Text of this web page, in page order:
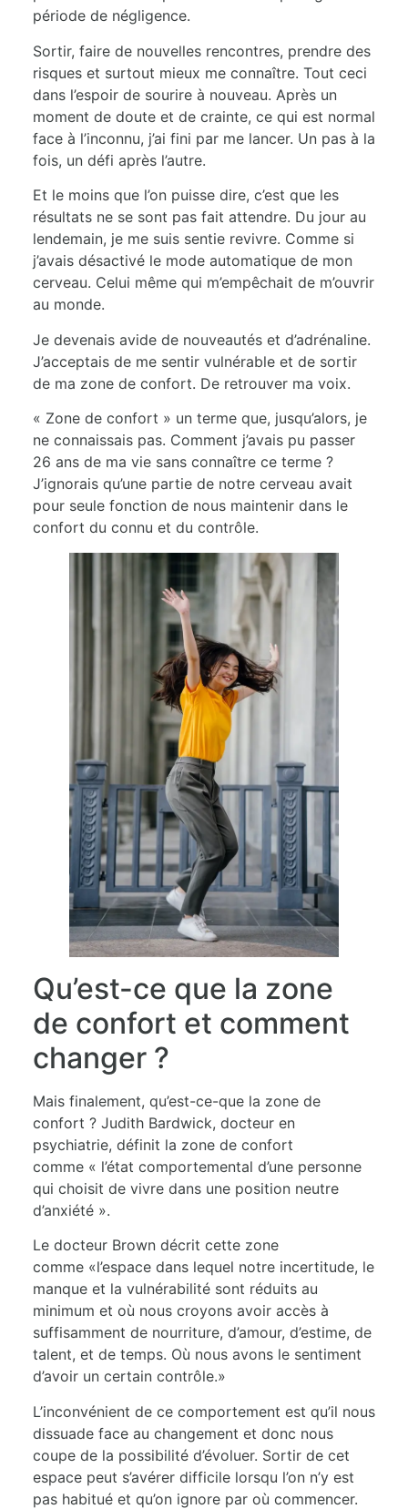
période de négligence.
Sortir, faire de nouvelles rencontres, prendre des
risques et surtout mieux me connaître. Tout ceci
dans l’espoir de sourire à nouveau. Après un
moment de doute et de crainte, ce qui est normal
face à l’inconnu, j’ai fini par me lancer. Un pas à la
fois, un défi après l’autre.
Et le moins que l’on puisse dire, c’est que les
résultats ne se sont pas fait attendre. Du jour au
lendemain, je me suis sentie revivre. Comme si
j’avais désactivé le mode automatique de mon
cerveau. Celui même qui m’empêchait de m’ouvrir
au monde.
Je devenais avide de nouveautés et d’adrénaline.
J’acceptais de me sentir vulnérable et de sortir
de ma zone de confort. De retrouver ma voix.
« Zone de confort » un terme que, jusqu’alors, je
ne connaissais pas. Comment j’avais pu passer
26 ans de ma vie sans connaître ce terme ?
J’ignorais qu’une partie de notre cerveau avait
pour seule fonction de nous maintenir dans le
confort du connu et du contrôle.
Qu’est-ce que la zone
de confort et comment
changer ?
Mais finalement, qu’est-ce-que la zone de
confort ? Judith Bardwick, docteur en
psychiatrie, définit la zone de confort
comme « l’état comportemental d’une personne
qui choisit de vivre dans une position neutre
d’anxiété ».
Le docteur Brown décrit cette zone
comme «l’espace dans lequel notre incertitude, le
manque et la vulnérabilité sont réduits au
minimum et où nous croyons avoir accès à
suffisamment de nourriture, d’amour, d’estime, de
talent, et de temps. Où nous avons le sentiment
d’avoir un certain contrôle.»
L’inconvénient de ce comportement est qu’il nous
dissuade face au changement et donc nous
coupe de la possibilité d’évoluer. Sortir de cet
espace peut s’avérer difficile lorsqu l’on n’y est
pas habitué et qu’on ignore par où commencer.